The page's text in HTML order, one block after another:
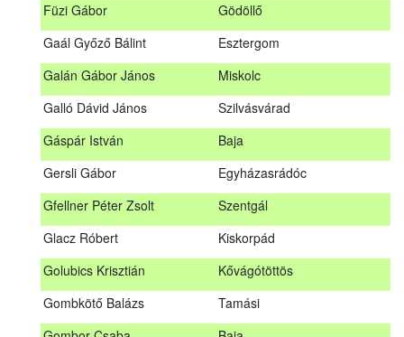
Füzi Gábor
Gödöllő
Gaál Győző Bálint
Esztergom
Galán Gábor János
Miskolc
Galló Dávid János
Szilvásvárad
Gáspár István
Baja
Gersli Gábor
Egyházasrádóc
Gfellner Péter Zsolt
Szentgál
Glacz Róbert
Kiskorpád
Golubics Krisztián
Kővágótöttös
Gombkötő Balázs
Tamási
Fekete Ádám
Bocskaikert
Gaál Győző Bálint
Esztergom
Miskolc
Szilvásvárad
Egyházasrádóc